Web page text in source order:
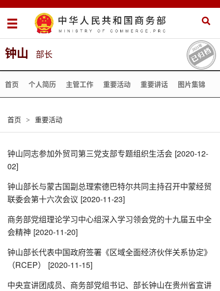
钟山 部长
首页 个人简历 主管工作 重要活动 重要讲话 图片集锦
首页 > 重要活动
钟山同志参加外贸司第三党支部专题组织生活会 [2020-12-
02]
钟山部长与蒙古国副总理索德巴特尔共同主持召开中蒙经贸
联委会第十六次会议 [2020-11-23]
商务部党组理论学习中心组深入学习领会党的十九届五中全
会精神 [2020-11-20]
钟山部长代表中国政府签署《区域全面经济伙伴关系协定》
（RCEP）
[2020-11-15]
中央宣讲团成员、商务部党组书记、部长钟山在贵州省宣讲